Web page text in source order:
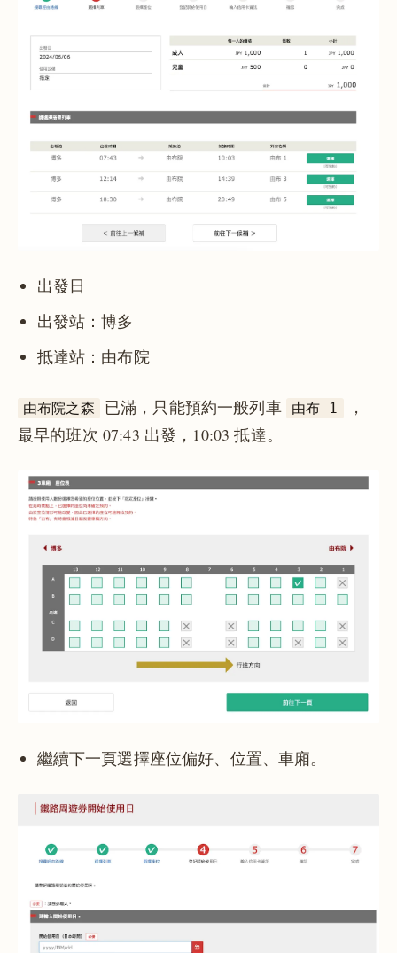
出發日
出發站：博多
抵達站：由布院
由布院之森 已滿，只能預約一般列車 由布 1
，
最早的班次 07:43 出發，10:03 抵達。
繼續下一頁選擇座位偏好、位置、車廂。